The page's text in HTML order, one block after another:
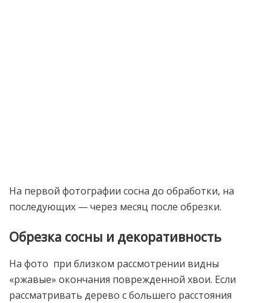
На первой фотографии сосна до обработки, на
последующих — через месяц после обрезки.
Обрезка сосны и декоративность
На фото при близком рассмотрении видны
«ржавые» окончания поврежденной хвои. Если
рассматривать дерево с большего расстояния